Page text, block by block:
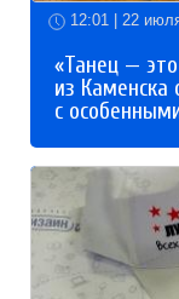
12:01 | 22
«Танец —
из Каменска
с